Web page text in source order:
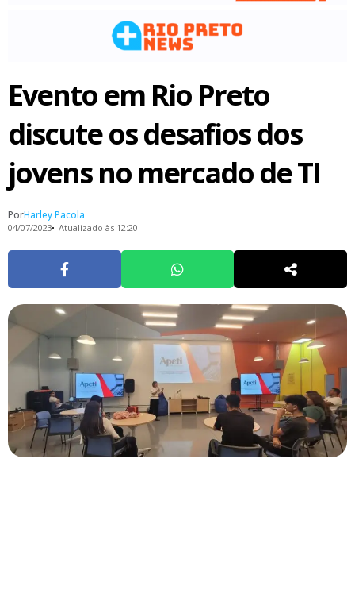
Evento em Rio Preto
discute os desafios dos
jovens no mercado de TI
PorHarley Pacola
04/07/2023 Atualizado às 12:20